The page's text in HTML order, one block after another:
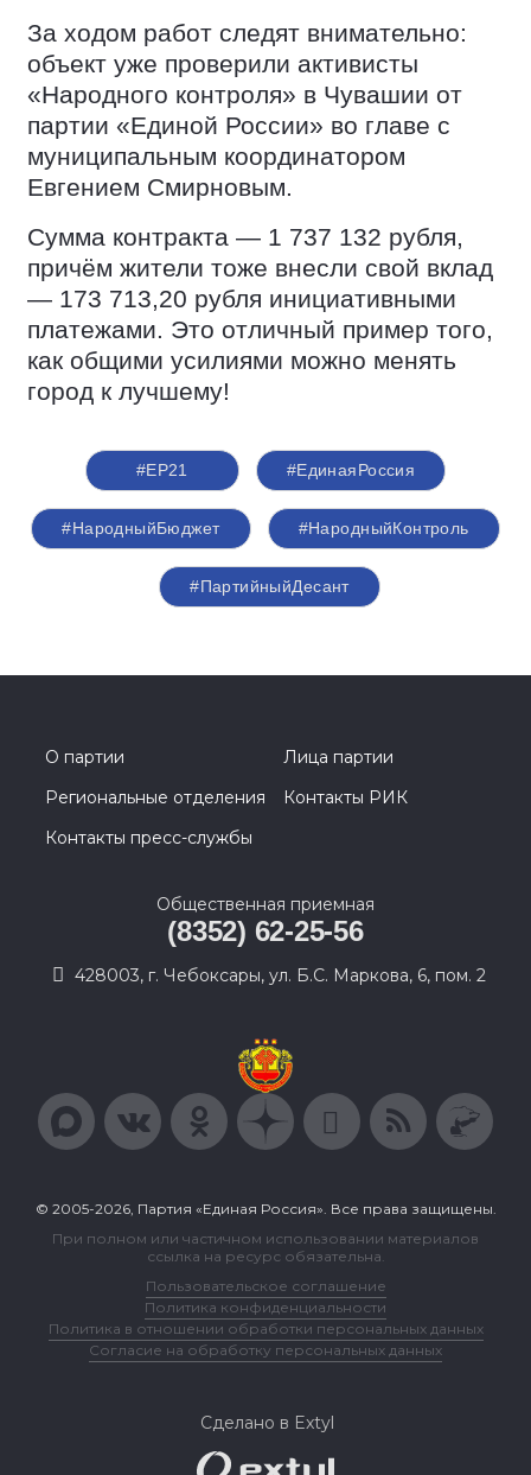
За ходом работ следят внимательно:
объект уже проверили активисты
«Народного контроля» в Чувашии от
партии «Единой России» во главе с
муниципальным координатором
Евгением Смирновым.
Сумма контракта — 1 737 132 рубля,
причём жители тоже внесли свой вклад
— 173 713,20 рубля инициативными
платежами. Это отличный пример того,
как общими усилиями можно менять
город к лучшему!
#ЕР21 #ЕдинаяРоссия
#НародныйБюджет #НародныйКонтроль
#ПартийныйДесант
О партии
Лица партии
Региональные отделения
Контакты РИК
Контакты пресс-службы
Общественная приемная
(8352) 62-25-56
428003, г. Чебоксары, ул. Б.С. Маркова, 6, пом. 2
© 2005-2026, Партия «Единая Россия». Все права защищены.
При полном или частичном использовании материалов
ссылка на ресурс обязательна.
Пользовательское соглашение
Политика конфиденциальности
Политика в отношении обработки персональных данных
Согласие на обработку персональных данных
Сделано в Extyl